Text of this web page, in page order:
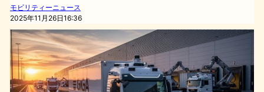
モビリティーニュース
2025年11月26日16:36